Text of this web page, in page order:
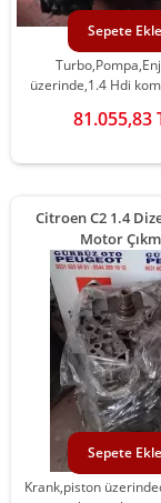
üzerinde,1.4 Hdi
81.055,83
Sepete Ekle
Citroen C2 1.4
Motor
Krank,piston
Sepete Ekle